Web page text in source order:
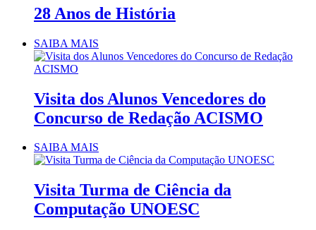
28 Anos de História
SAIBA MAIS
Visita dos Alunos Vencedores do
Concurso de Redação ACISMO
SAIBA MAIS
Visita Turma de Ciência da
Computação UNOESC